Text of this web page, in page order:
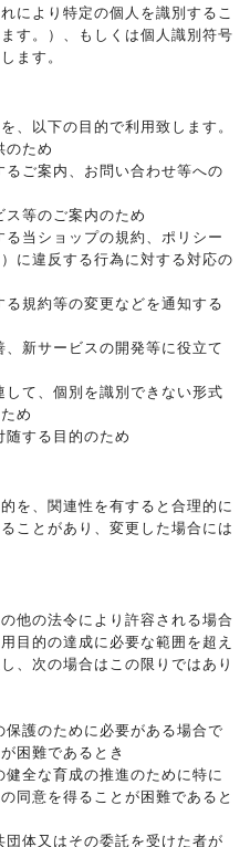
により特定の個人を識別するこ
す。）、もしくは個人識別符号
ます。
、以下の目的で利用致します。
のため
るご案内、お問い合わせ等への
ス等のご案内のため
る当ショップの規約、ポリシー
に違反する行為に対する対応の
る規約等の変更などを通知する
、新サービスの開発等に役立て
して、個別を識別できない形式
め
随する目的のため
を、関連性を有すると合理的に
ことがあり、変更した場合には
他の法令により許容される場合
目的の達成に必要な範囲を超え
、次の場合はこの限りではあり
保護のために必要がある場合で
困難であるとき
健全な育成の推進のために特に
同意を得ることが困難であると
団体又はその委託を受けた者が